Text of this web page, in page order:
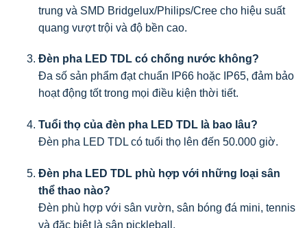
trung và SMD Bridgelux/Philips/Cree cho hiệu suất
quang vượt trội và độ bền cao.
Đèn pha LED TDL có chống nước không?
Đa số sản phẩm đạt chuẩn IP66 hoặc IP65, đảm bảo
hoạt động tốt trong mọi điều kiện thời tiết.
Tuổi thọ của đèn pha LED TDL là bao lâu?
Đèn pha LED TDL có tuổi thọ lên đến 50.000 giờ.
Đèn pha LED TDL phù hợp với những loại sân
thể thao nào?
Đèn phù hợp với sân vườn, sân bóng đá mini, tennis
và đặc biệt là sân pickleball.